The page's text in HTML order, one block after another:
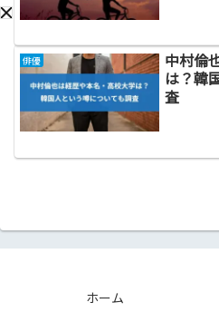
俳優
中村倫
は？韓
査
ホーム